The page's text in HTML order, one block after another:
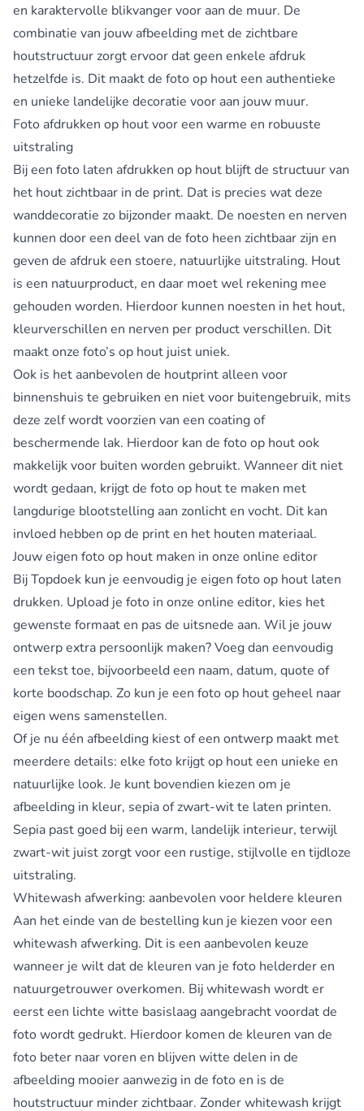
en karaktervolle blikvanger voor aan de muur. De
combinatie van jouw afbeelding met de zichtbare
houtstructuur zorgt ervoor dat geen enkele afdruk
hetzelfde is. Dit maakt de foto op hout een authentieke
en unieke landelijke decoratie voor aan jouw muur.
Foto afdrukken op hout voor een warme en robuuste
uitstraling
Bij een foto laten afdrukken op hout blijft de structuur van
het hout zichtbaar in de print. Dat is precies wat deze
wanddecoratie zo bijzonder maakt. De noesten en nerven
kunnen door een deel van de foto heen zichtbaar zijn en
geven de afdruk een stoere, natuurlijke uitstraling. Hout
is een natuurproduct, en daar moet wel rekening mee
gehouden worden. Hierdoor kunnen noesten in het hout,
kleurverschillen en nerven per product verschillen. Dit
maakt onze foto’s op hout juist uniek.
Ook is het aanbevolen de houtprint alleen voor
binnenshuis te gebruiken en niet voor buitengebruik, mits
deze zelf wordt voorzien van een coating of
beschermende lak. Hierdoor kan de foto op hout ook
makkelijk voor buiten worden gebruikt. Wanneer dit niet
wordt gedaan, krijgt de foto op hout te maken met
langdurige blootstelling aan zonlicht en vocht. Dit kan
invloed hebben op de print en het houten materiaal.
Jouw eigen foto op hout maken in onze online editor
Bij Topdoek kun je eenvoudig je eigen foto op hout laten
drukken. Upload je foto in onze online editor, kies het
gewenste formaat en pas de uitsnede aan. Wil je jouw
ontwerp extra persoonlijk maken? Voeg dan eenvoudig
een tekst toe, bijvoorbeeld een naam, datum, quote of
korte boodschap. Zo kun je een foto op hout geheel naar
eigen wens samenstellen.
Of je nu één afbeelding kiest of een ontwerp maakt met
meerdere details: elke foto krijgt op hout een unieke en
natuurlijke look. Je kunt bovendien kiezen om je
afbeelding in kleur, sepia of zwart-wit te laten printen.
Sepia past goed bij een warm, landelijk interieur, terwijl
zwart-wit juist zorgt voor een rustige, stijlvolle en tijdloze
uitstraling.
Whitewash afwerking: aanbevolen voor heldere kleuren
Aan het einde van de bestelling kun je kiezen voor een
whitewash afwerking. Dit is een aanbevolen keuze
wanneer je wilt dat de kleuren van je foto helderder en
natuurgetrouwer overkomen. Bij whitewash wordt er
eerst een lichte witte basislaag aangebracht voordat de
foto wordt gedrukt. Hierdoor komen de kleuren van de
foto beter naar voren en blijven witte delen in de
afbeelding mooier aanwezig in de foto en is de
houtstructuur minder zichtbaar. Zonder whitewash krijgt